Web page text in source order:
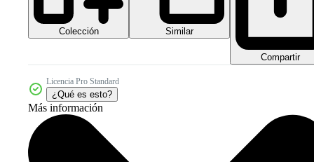
Colección Similar
Compartir
Licencia Pro Standard
¿Qué es esto?
Más información